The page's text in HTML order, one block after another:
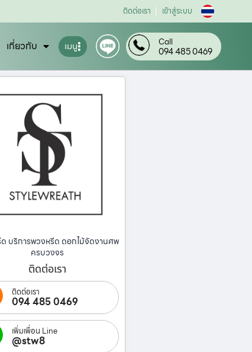
ติดต่อเรา เข้าสู่ระบบ
เกี่ยวกับ เมนู Call
094 485 0469
ด บริการพวงหรีด ดอกไม้จัดงานศพ
ครบวงจร
ติดต่อเรา
ติดต่อเรา
094 485 0469
เพิ่มเพื่อน Line
@stw8